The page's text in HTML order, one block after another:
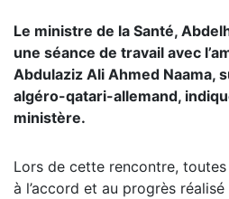
Le ministre de la Santé,
une séance de travail avec
Abdulaziz Ali Ahmed Naama,
algéro-qatari-allemand,
ministère.
Lors de cette rencontre,
à l’accord et au progrès